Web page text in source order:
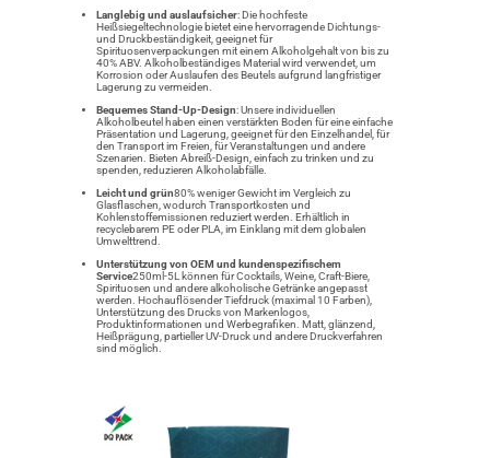
Langlebig und auslaufsicher: Die hochfeste
Heißsiegeltechnologie bietet eine hervorragende Dichtungs-
und Druckbeständigkeit, geeignet für
Spirituosenverpackungen mit einem Alkoholgehalt von bis zu
40% ABV. Alkoholbeständiges Material wird verwendet, um
Korrosion oder Auslaufen des Beutels aufgrund langfristiger
Lagerung zu vermeiden.
Bequemes Stand-Up-Design: Unsere individuellen
Alkoholbeutel haben einen verstärkten Boden für eine einfache
Präsentation und Lagerung, geeignet für den Einzelhandel, für
den Transport im Freien, für Veranstaltungen und andere
Szenarien. Bieten Abreiß-Design, einfach zu trinken und zu
spenden, reduzieren Alkoholabfälle.
Leicht und grün80% weniger Gewicht im Vergleich zu
Glasflaschen, wodurch Transportkosten und
Kohlenstoffemissionen reduziert werden. Erhältlich in
recyclebarem PE oder PLA, im Einklang mit dem globalen
Umwelttrend.
Unterstützung von OEM und kundenspezifischem
Service250ml-5L können für Cocktails, Weine, Craft-Biere,
Spirituosen und andere alkoholische Getränke angepasst
werden. Hochauflösender Tiefdruck (maximal 10 Farben),
Unterstützung des Drucks von Markenlogos,
Produktinformationen und Werbegrafiken. Matt, glänzend,
Heißprägung, partieller UV-Druck und andere Druckverfahren
sind möglich.